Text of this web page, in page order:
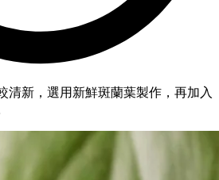
清新，選用新鮮斑蘭葉製作，再加入